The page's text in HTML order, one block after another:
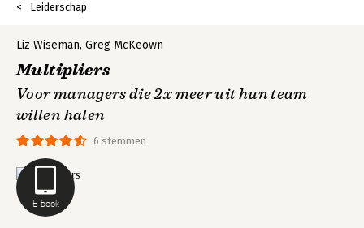
Leiderschap
E-book
6 stemmen
Liz Wiseman, Greg McKeown
Multipliers
Voor managers die 2x meer uit hun team
willen halen